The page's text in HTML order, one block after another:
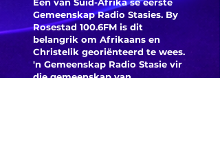
Een van Suid-Afrika se eerste
Gemeenskap Radio Stasies. By
Rosestad 100.6FM is dit
belangrik om Afrikaans en
Christelik georiënteerd te wees.
'n Gemeenskap Radio Stasie vir
die gemeenskap van